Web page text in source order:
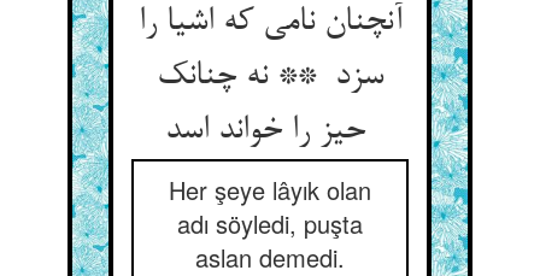
آنچنان نامی که اشیا را
سزد ** نه چنانک
Her şeye lâyık olan
adı söyledi, puşta
aslan demedi.